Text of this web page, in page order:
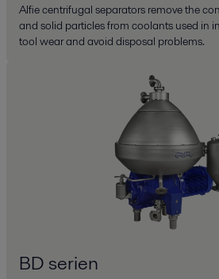
Alfie centrifugal separators remove the
and solid particles from coolants used in
tool wear and avoid disposal problems.
BD serien